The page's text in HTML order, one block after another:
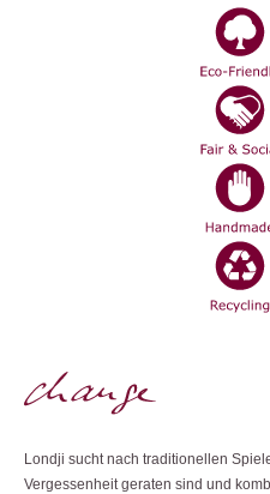
Londji sucht nach traditionellen
Vergessenheit geraten sind und